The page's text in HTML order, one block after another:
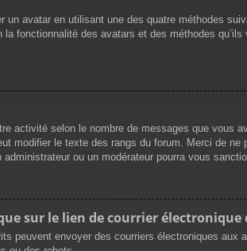
un avatar en utilisant une des quatre méthodes
fonctionnalité des avatars et des méthodes
activité selon le nombre de messages que
modifier le texte des rangs du forum. Merci de
ou un modérateur pourra vous
sur le lien de courrier électronique
envoyer des courriers électroniques aux